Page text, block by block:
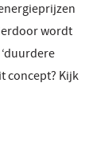
wordt
concept? Kijk